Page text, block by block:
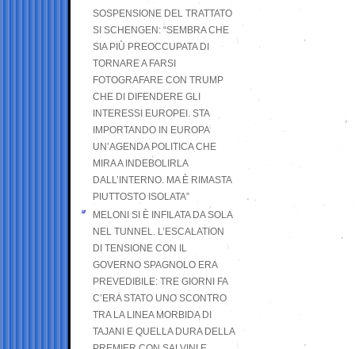
SOSPENSIONE DEL TRATTATO
SI SCHENGEN: “SEMBRA CHE
SIA PIÙ PREOCCUPATA DI
TORNARE A FARSI
FOTOGRAFARE CON TRUMP
CHE DI DIFENDERE GLI
INTERESSI EUROPEI. STA
IMPORTANDO IN EUROPA
UN’AGENDA POLITICA CHE
MIRA A INDEBOLIRLA
DALL’INTERNO. MA È RIMASTA
PIUTTOSTO ISOLATA”
MELONI SI È INFILATA DA SOLA
NEL TUNNEL. L’ESCALATION
DI TENSIONE CON IL
GOVERNO SPAGNOLO ERA
PREVEDIBILE: TRE GIORNI FA
C’ERA STATO UNO SCONTRO
TRA LA LINEA MORBIDA DI
TAJANI E QUELLA DURA DELLA